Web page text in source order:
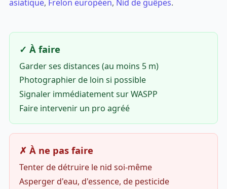
asiatique, Frelon européen, Nid de guêpes.
✓ À faire
Garder ses distances (au moins 5 m)
Photographier de loin si possible
Signaler immédiatement sur WASPP
Faire intervenir un pro agréé
✗ À ne pas faire
Tenter de détruire le nid soi-même
Asperger d'eau, d'essence, de pesticide